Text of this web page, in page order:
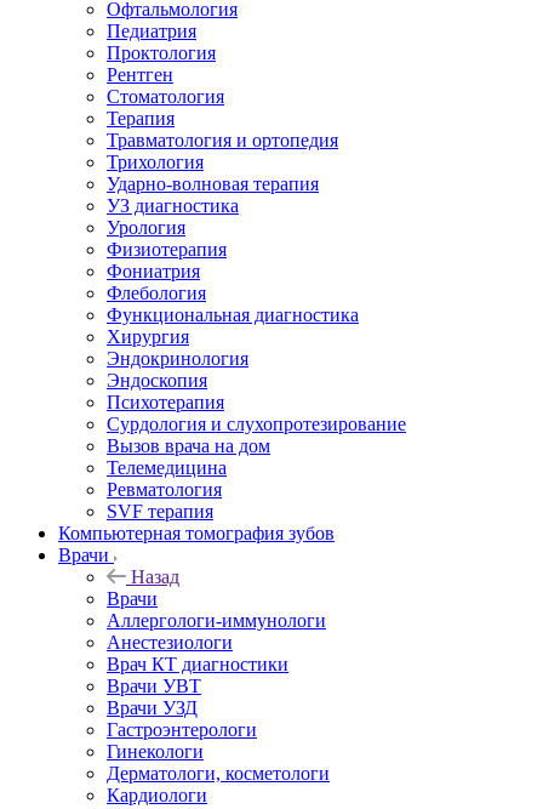
Офтальмология
Педиатрия
Проктология
Рентген
Стоматология
Терапия
Травматология и ортопедия
Трихология
Ударно-волновая терапия
УЗ диагностика
Урология
Физиотерапия
Фониатрия
Флебология
Функциональная диагностика
Хирургия
Эндокринология
Эндоскопия
Психотерапия
Сурдология и слухопротезирование
Вызов врача на дом
Телемедицина
Ревматология
SVF терапия
Компьютерная томография зубов
Врачи
Назад
Врачи
Аллергологи-иммунологи
Анестезиологи
Врач КТ диагностики
Врачи УВТ
Врачи УЗД
Гастроэнтерологи
Гинекологи
Дерматологи, косметологи
Кардиологи